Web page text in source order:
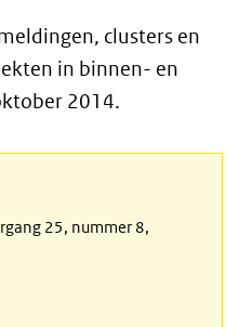
clusters en
in binnen- en
2014.
25, nummer 8,